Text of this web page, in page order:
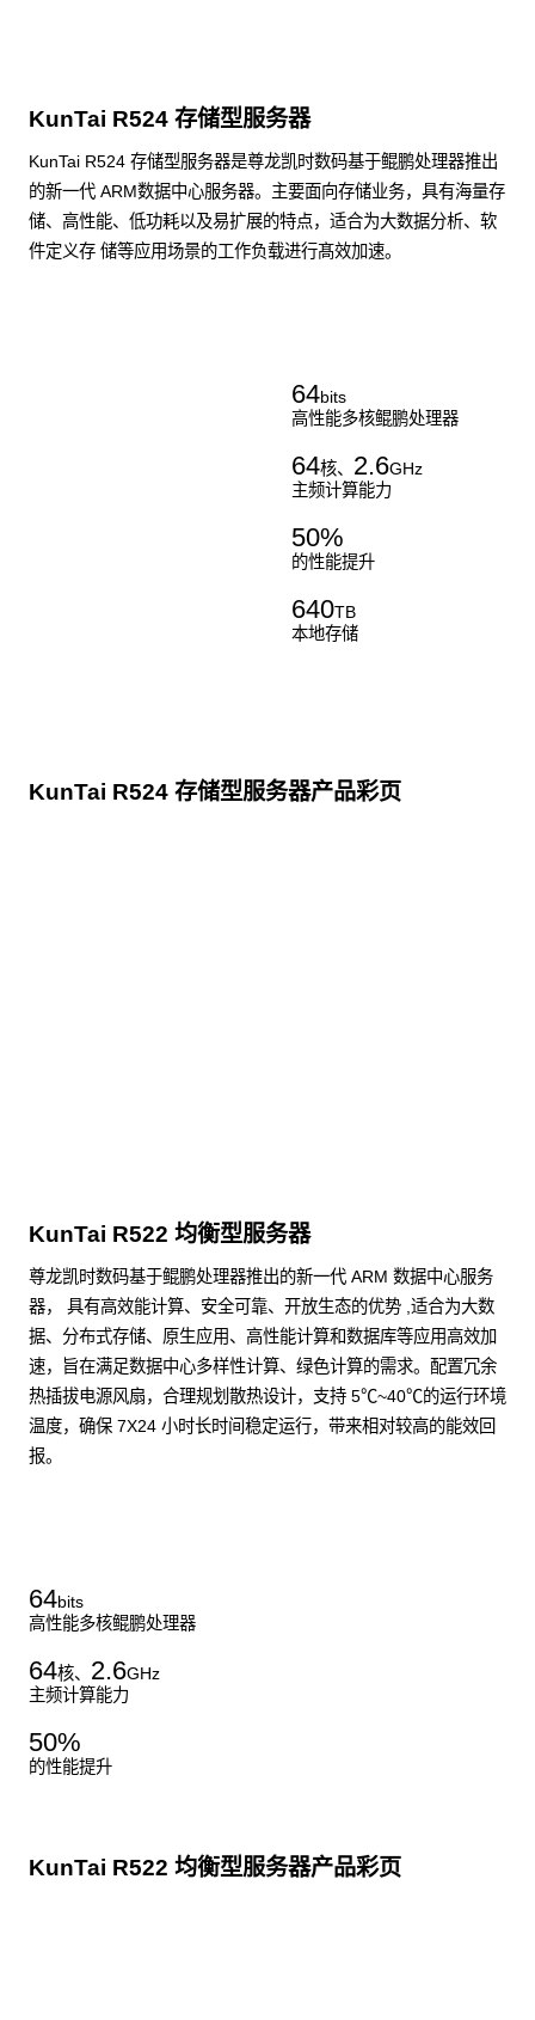
KunTai R524 存储型服务器
KunTai R524 存储型服务器是尊龙凯时数码基于鲲鹏处理器推出
的新一代 ARM数据中心服务器。主要面向存储业务，具有海量存
储、高性能、低功耗以及易扩展的特点，适合为大数据分析、软
件定义存 储等应用场景的工作负载进行髙效加速。
64bits
高性能多核鲲鹏处理器
64核、 2.6GHz
主频计算能力
50%
的性能提升
640TB
本地存储
KunTai R524 存储型服务器产品彩页
KunTai R522 均衡型服务器
尊龙凯时数码基于鲲鹏处理器推出的新一代 ARM 数据中心服务
器， 具有高效能计算、安全可靠、开放生态的优势 ,适合为大数
据、分布式存储、原生应用、高性能计算和数据库等应用高效加
速，旨在满足数据中心多样性计算、绿色计算的需求。配置冗余
热插拔电源风扇，合理规划散热设计，支持 5℃~40℃的运行环境
温度，确保 7X24 小时长时间稳定运行，带来相对较高的能效回
报。
64bits
高性能多核鲲鹏处理器
64核、 2.6GHz
主频计算能力
50%
的性能提升
KunTai R522 均衡型服务器产品彩页